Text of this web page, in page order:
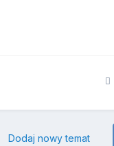
Dodaj nowy temat